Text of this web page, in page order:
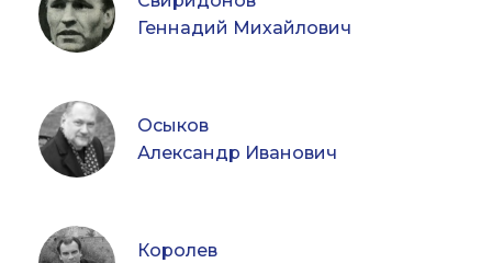
Геннадий Михайлович
Осыков
Александр Иванович
Королев